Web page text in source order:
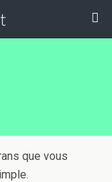
que vous